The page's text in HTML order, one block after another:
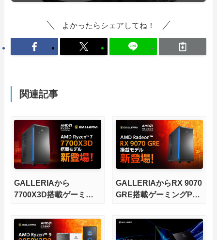
よかったらシェアしてね！
関連記事
GALLERIAから
7700X3D搭載ゲーミン
GALLERIAからRX 9070
GRE搭載ゲーミングPC